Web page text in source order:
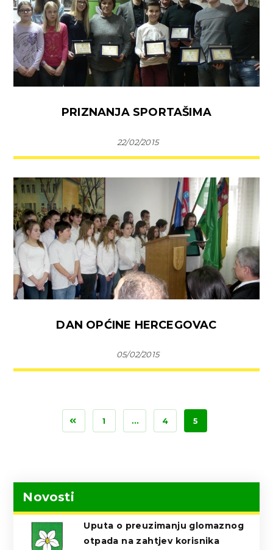
PRIZNANJA SPORTAŠIMA
22/02/2015
DAN OPĆINE HERCEGOVAC
05/02/2015
1 … 4 5
Novosti
Uputa o preuzimanju glomaznog
otpada na zahtjev korisnika